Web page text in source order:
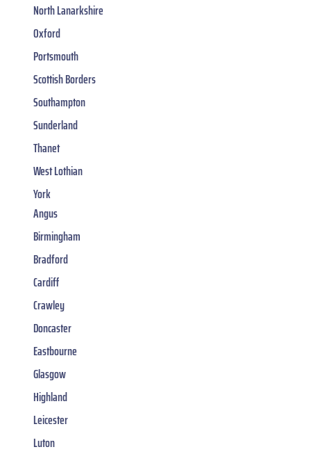
North Lanarkshire
Oxford
Portsmouth
Scottish Borders
Southampton
Sunderland
Thanet
West Lothian
York
Angus
Birmingham
Bradford
Cardiff
Crawley
Doncaster
Eastbourne
Glasgow
Highland
Leicester
Luton